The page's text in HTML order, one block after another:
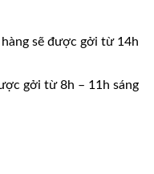
sẽ được gởi từ 14h
gởi từ 8h – 11h sáng